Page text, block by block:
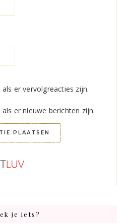
er vervolgreacties zijn.
er nieuwe berichten zijn.
je iets?